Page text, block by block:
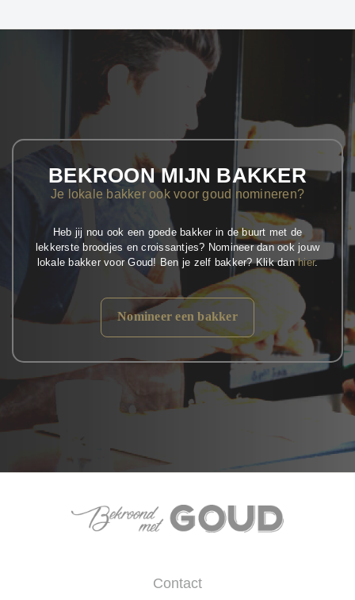
BEKROON MIJN BAKKER
Je lokale bakker ook voor goud nomineren?
Heb jij nou ook een goede bakker in de buurt met de
lekkerste broodjes en croissantjes? Nomineer dan ook jouw
lokale bakker voor Goud! Ben je zelf bakker? Klik danhier.
Nomineer een bakker
Contact